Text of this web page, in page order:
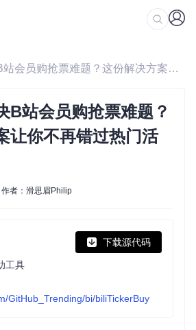
/ 如何高效解决B站会员购抢票难题？这份解决方案让你不再错过热门活动
B站会员购抢票难题？
让你不再错过热门活
作者：滑思眉Philip
下载源代码
工具
GitHub_Trending/bi/biliTickerBuy